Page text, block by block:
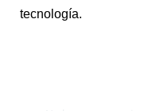
tecnología.